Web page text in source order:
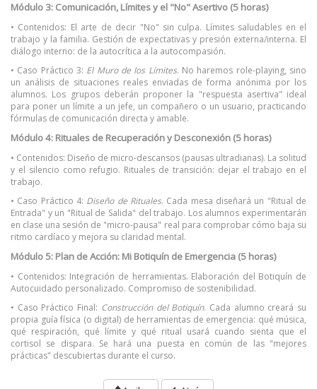
Módulo 3: Comunicación, Límites y el "No" Asertivo (5 horas)
• Contenidos: El arte de decir "No" sin culpa. Límites saludables en el
trabajo y la familia. Gestión de expectativas y presión externa/interna. El
diálogo interno: de la autocrítica a la autocompasión.
• Caso Práctico 3: El Muro de los Límites. No haremos role-playing, sino
un análisis de situaciones reales enviadas de forma anónima por los
alumnos. Los grupos deberán proponer la "respuesta asertiva" ideal
para poner un límite a un jefe, un compañero o un usuario, practicando
fórmulas de comunicación directa y amable.
Módulo 4: Rituales de Recuperación y Desconexión (5 horas)
• Contenidos: Diseño de micro-descansos (pausas ultradianas). La solitud
y el silencio como refugio. Rituales de transición: dejar el trabajo en el
trabajo.
• Caso Práctico 4: Diseño de Rituales. Cada mesa diseñará un "Ritual de
Entrada" y un "Ritual de Salida" del trabajo. Los alumnos experimentarán
en clase una sesión de "micro-pausa" real para comprobar cómo baja su
ritmo cardíaco y mejora su claridad mental.
Módulo 5: Plan de Acción: Mi Botiquín de Emergencia (5 horas)
• Contenidos: Integración de herramientas. Elaboración del Botiquín de
Autocuidado personalizado. Compromiso de sostenibilidad.
• Caso Práctico Final: Construcción del Botiquín. Cada alumno creará su
propia guía física (o digital) de herramientas de emergencia: qué música,
qué respiración, qué límite y qué ritual usará cuando sienta que el
cortisol se dispara. Se hará una puesta en común de las "mejores
prácticas" descubiertas durante el curso.